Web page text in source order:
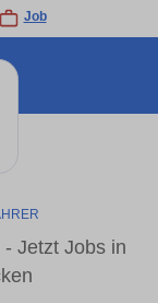
Job
Jetzt Jobs in